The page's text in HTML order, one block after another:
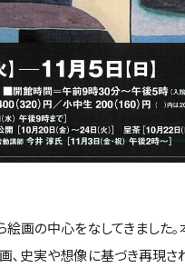
絵画の中心をなしてきまし
､史実や想像に基づき再現